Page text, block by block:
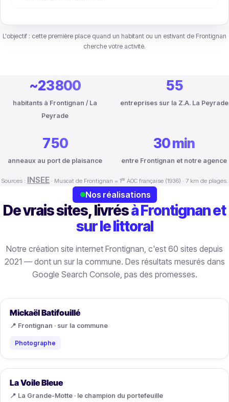
L'objectif : cette première place quand un habitant ou un estivant de Frontignan
cherche votre activité.
~23 800
habitants à Frontignan / La
Peyrade
55
entreprises sur la Z.A. La Peyrade
750
anneaux au port de plaisance
30 min
entre Frontignan et notre agence
Sources : INSEE · Muscat de Frontignan = 1ʳᵉ AOC française (1936) · 7 km de plages.
Nos réalisations
De vrais sites, livrésà Frontignan et
sur le littoral
Notre création site internet Frontignan, c'est 60 sites depuis
2021 — dont un sur la commune. Des résultats mesurés dans
Google Search Console, pas des promesses.
Mickaël Batifouillé
📍 Frontignan · sur la commune
Photographe
La Voile Bleue
📍 La Grande-Motte · le champion du portefeuille